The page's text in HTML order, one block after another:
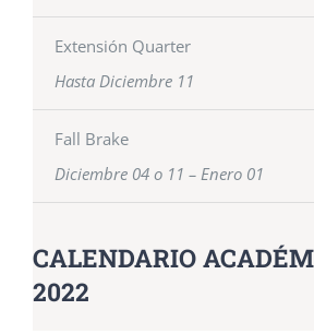
Extensión Quarter
Hasta Diciembre 11
Fall Brake
Diciembre 04 o 11 – Enero 01
CALENDARIO
2022